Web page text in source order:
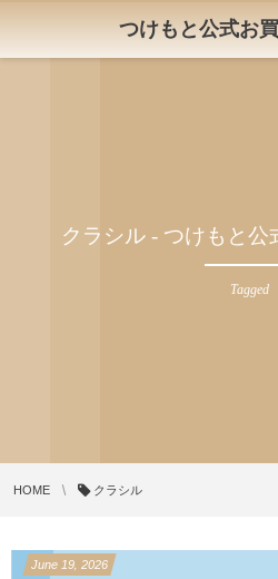
つけもと公式お
クラシル - つけもと公
Tagged
HOME クラシル
June 19,2026